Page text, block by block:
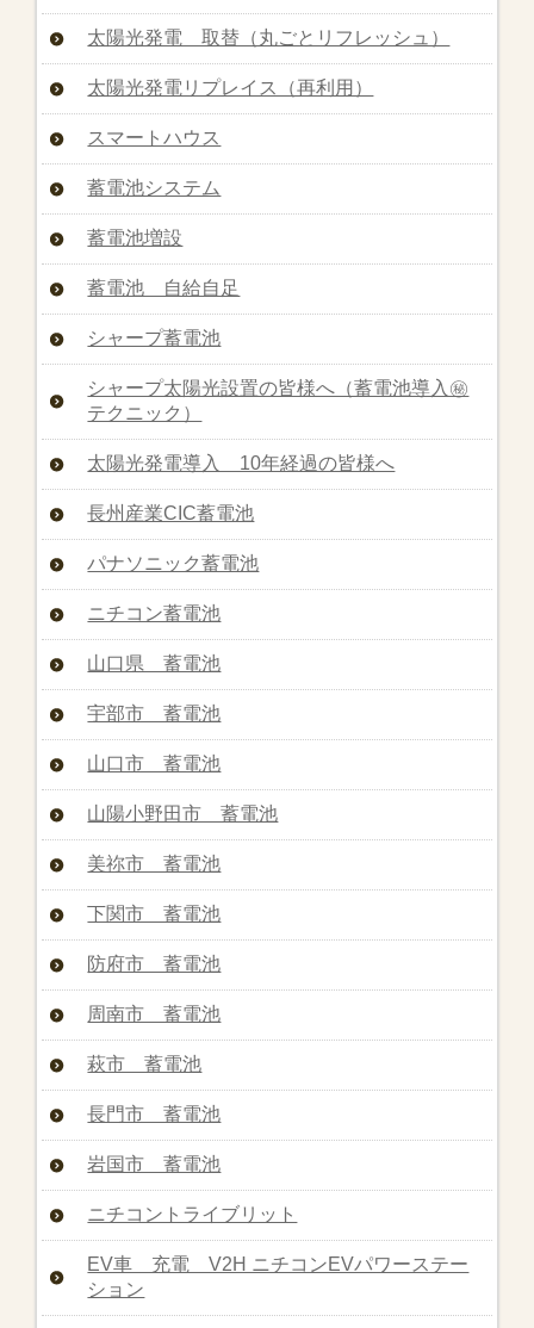
太陽光発電 取替（丸ごとリフレッシュ）
太陽光発電リプレイス（再利用）
スマートハウス
蓄電池システム
蓄電池増設
蓄電池 自給自足
シャープ蓄電池
シャープ太陽光設置の皆様へ（蓄電池導入㊙︎
テクニック）
太陽光発電導入 10年経過の皆様へ
長州産業CIC蓄電池
パナソニック蓄電池
ニチコン蓄電池
山口県 蓄電池
宇部市 蓄電池
山口市 蓄電池
山陽小野田市 蓄電池
美祢市 蓄電池
下関市 蓄電池
防府市 蓄電池
周南市 蓄電池
萩市 蓄電池
長門市 蓄電池
岩国市 蓄電池
ニチコントライブリット
EV車 充電 V2H ニチコンEVパワーステー
ション